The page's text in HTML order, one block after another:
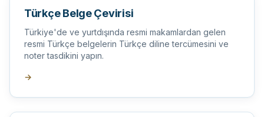
Türkçe Belge Çevirisi
Türkiye'de ve yurtdışında resmi makamlardan gelen
resmi Türkçe belgelerin Türkçe diline tercümesini ve
noter tasdikini yapın.
→